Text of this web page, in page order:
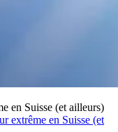
en Suisse (et ailleurs)
extrême en Suisse (et